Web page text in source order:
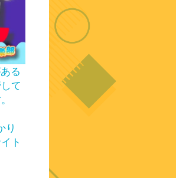
る
て
り
ト